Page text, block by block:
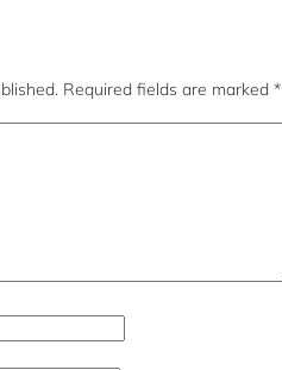
Required fields are marked *